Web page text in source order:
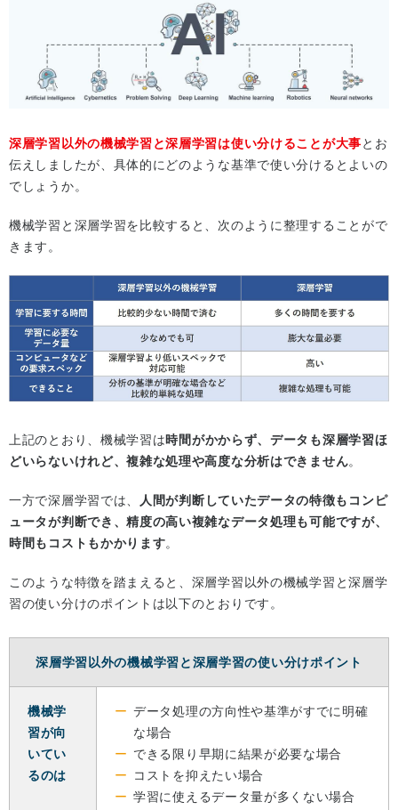
深層学習以外の機械学習と深層学習は使い分けることが大事とお
伝えしましたが、具体的にどのような基準で使い分けるとよいの
でしょうか。
機械学習と深層学習を比較すると、次のように整理することがで
きます。
上記のとおり、機械学習は時間がかからず、データも深層学習ほ
どいらないけれど、複雑な処理や高度な分析はできません。
一方で深層学習では、
人間が判断していたデータの特徴もコンピ
ュータが判断でき、精度の高い複雑なデータ処理も可能ですが、
時間もコストもかかります。
このような特徴を踏まえると、深層学習以外の機械学習と深層学
習の使い分けのポイントは以下のとおりです。
深層学習以外の機械学習と深層学習の使い分けポイント
機械学
習が向
いてい
るのは
データ処理の方向性や基準がすでに明確
な場合
できる限り早期に結果が必要な場合
コストを抑えたい場合
学習に使えるデータ量が多くない場合